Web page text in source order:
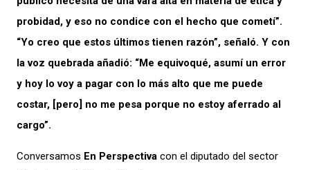
probidad, y eso no condice con el hecho que cometí”.
“Yo creo que estos últimos tienen razón”, señaló. Y con
la voz quebrada añadió: “Me equivoqué, asumí un error
y hoy lo voy a pagar con lo más alto que me puede
costar, [pero] no me pesa porque no estoy aferrado al
cargo”.
Conversamos En Perspectiva con el diputado del sector